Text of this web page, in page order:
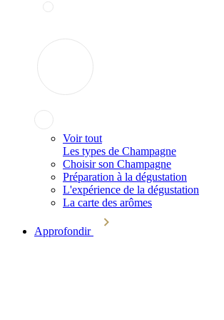
Voir tout
Les types de Champagne
Choisir son Champagne
Préparation à la dégustation
L'expérience de la dégustation
La carte des arômes
Approfondir